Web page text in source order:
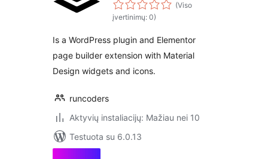
(Viso
įvertinimų: 0)
Is a WordPress plugin and Elementor
page builder extension with Material
Design widgets and icons.
runcoders
Aktyvių instaliacijų: Mažiau nei 10
Testuota su 6.0.13